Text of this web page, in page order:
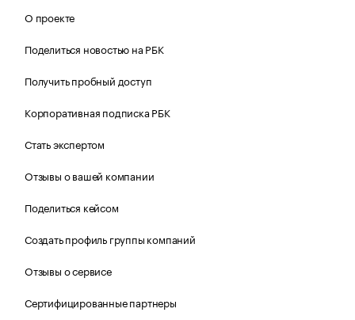
О проекте
Поделиться новостью на РБК
Получить пробный доступ
Корпоративная подписка РБК
Стать экспертом
Отзывы о вашей компании
Поделиться кейсом
Создать профиль группы компаний
Отзывы о сервисе
Сертифицированные партнеры